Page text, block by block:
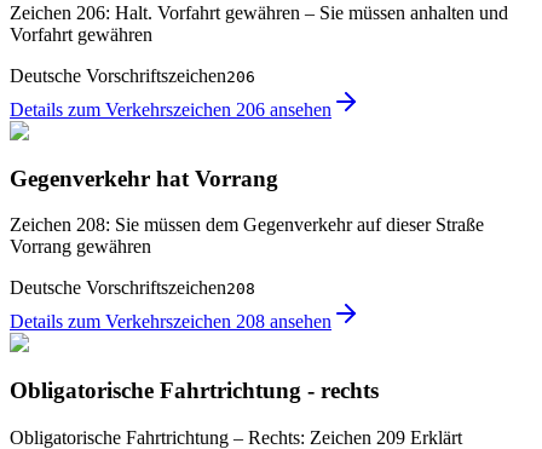
Zeichen 206: Halt. Vorfahrt gewähren – Sie müssen anhalten und
Vorfahrt gewähren
Deutsche Vorschriftszeichen206
Details zum Verkehrszeichen 206 ansehen
Gegenverkehr hat Vorrang
Zeichen 208: Sie müssen dem Gegenverkehr auf dieser Straße
Vorrang gewähren
Deutsche Vorschriftszeichen208
Details zum Verkehrszeichen 208 ansehen
Obligatorische Fahrtrichtung - rechts
Obligatorische Fahrtrichtung – Rechts: Zeichen 209 Erklärt